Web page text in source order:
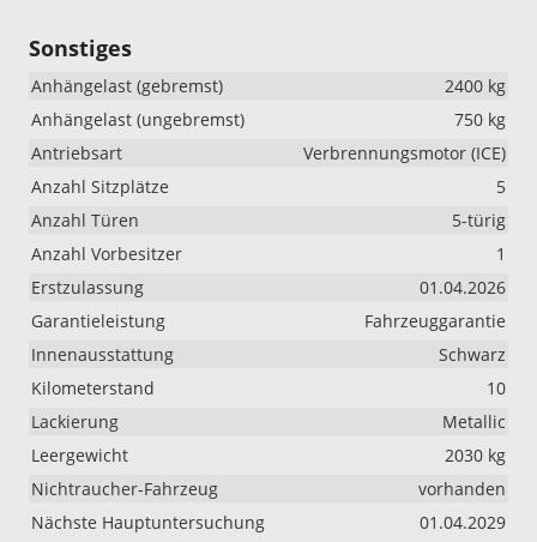
Sonstiges
Anhängelast (gebremst)
2400 kg
Anhängelast (ungebremst)
750 kg
Antriebsart
Verbrennungsmotor (ICE)
Anzahl Sitzplätze
5
Anzahl Türen
5-türig
Anzahl Vorbesitzer
1
Erstzulassung
01.04.2026
Garantieleistung
Fahrzeuggarantie
Innenausstattung
Schwarz
Kilometerstand
10
Lackierung
Metallic
Leergewicht
2030 kg
Nichtraucher-Fahrzeug
vorhanden
Nächste Hauptuntersuchung
01.04.2029